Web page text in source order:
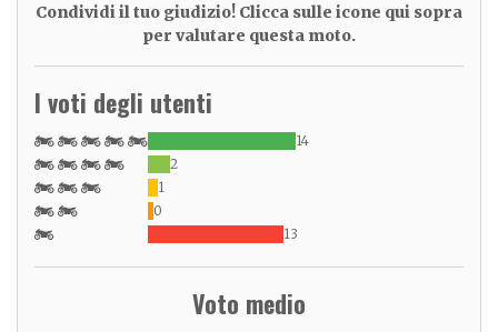
Condividi il tuo giudizio! Clicca sulle icone qui sopra
per valutare questa moto.
I voti degli utenti
14
2
1
0
13
Voto medio